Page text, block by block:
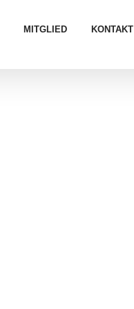
MITGLIED KONTAKT